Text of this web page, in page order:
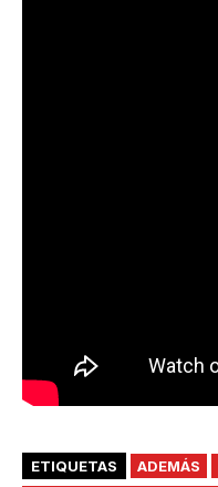
ETIQUETAS ADEMÁS